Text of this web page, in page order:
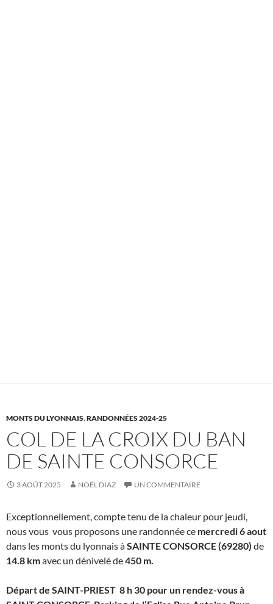
MONTS DU LYONNAIS,RANDONNÉES 2024-25
COL DE LA CROIX DU BAN
DE SAINTE CONSORCE
3 AOÛT 2025 NOËL DIAZ UN COMMENTAIRE
Exceptionnellement, compte tenu de la chaleur pour jeudi,
nous vous vous proposons une randonnée ce mercredi 6 aout
dans les monts du lyonnais àSAINTE CONSORCE (69280) de
14.8 kmavec un dénivelé de450 m.
Départ de SAINT-PRIEST 8 h 30 pour un rendez-vous à